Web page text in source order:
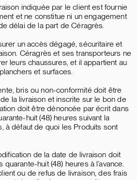
indiquée par le client est fournie
et ne constitue ni un engagement
délai de la part de Céragrès.
un accès dégagé, sécuritaire et
Céragrès et ses transporteurs ne
leurs chaussures, et il appartient au
et surfaces.
bris ou non-conformité doit être
la livraison et inscrite sur le bon de
doit être dénoncée par écrit dans
huit (48) heures suivant la
à défaut de quoi les Produits sont
de la date de livraison doit
huit (48) heures à l’avance.
ou de refus de livraison, des frais